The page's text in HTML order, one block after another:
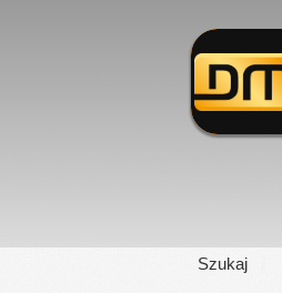
Szukaj